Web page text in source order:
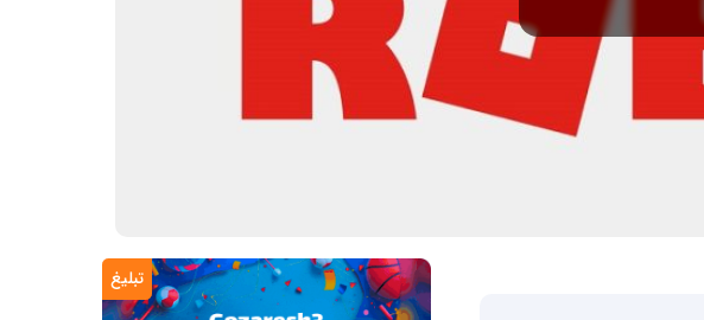
تبلیغ